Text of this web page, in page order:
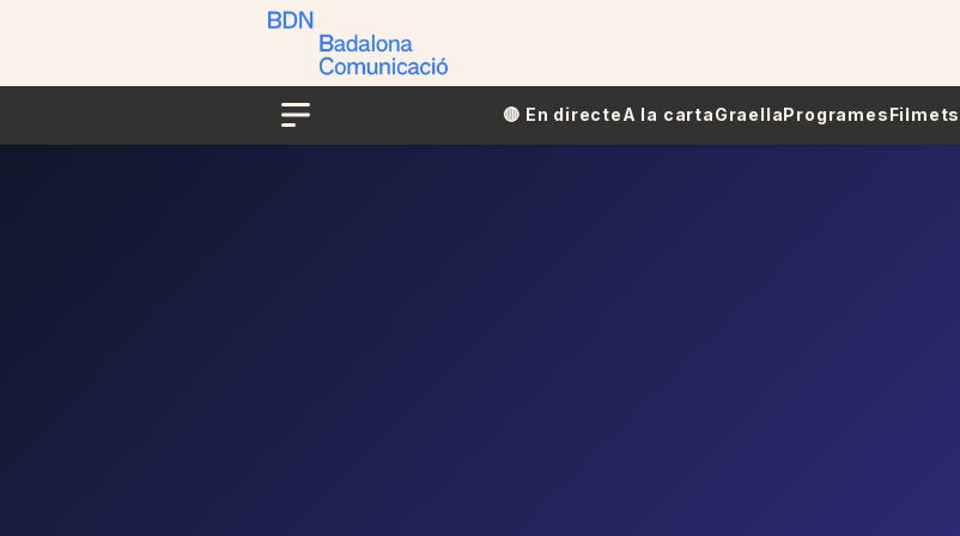
Menu
🔴​​ En directeA la cartaGraellaProgramesFilmets